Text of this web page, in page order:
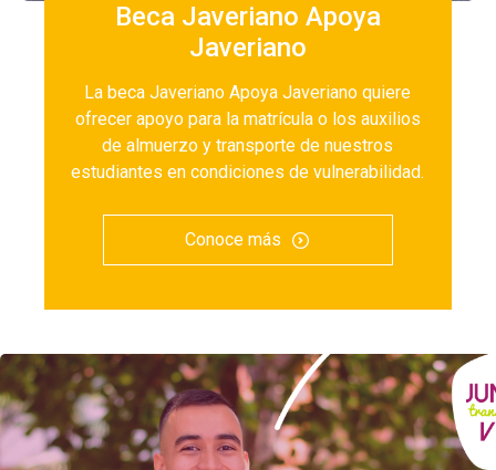
Beca Javeriano Apoya
Javeriano
La beca Javeriano Apoya Javeriano quiere
ofrecer apoyo para la matrícula o los auxilios
de almuerzo y transporte de nuestros
estudiantes en condiciones de vulnerabilidad.
Conoce más